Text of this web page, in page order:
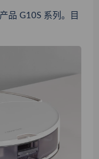
品 G10S 系列。目